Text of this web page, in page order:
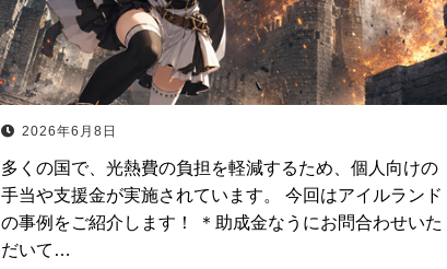
2026年6月8日
多くの国で、光熱費の負担を軽減するため、個人向けの
手当や支援金が実施されています。 今回はアイルランド
の事例をご紹介します！ ＊助成金なうにお問合わせいた
だいて…